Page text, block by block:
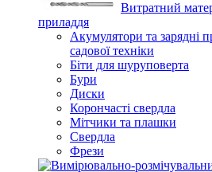
Витратний
приладдя
Акумулятори та зарядні
садової техніки
Біти для шуруповерта
Бури
Диски
Корончасті свердла
Мітчики та плашки
Свердла
Фрези